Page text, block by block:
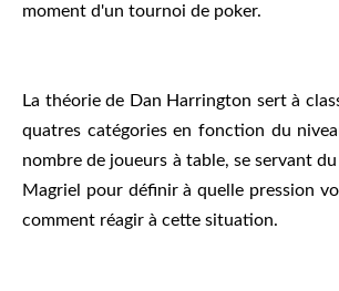
moment d'un tournoi de poker.
La théorie de Dan Harrington sert à
quatres catégories en fonction du
nombre de joueurs à table, se servant
Magriel pour définir à quelle pression
comment réagir à cette situation.